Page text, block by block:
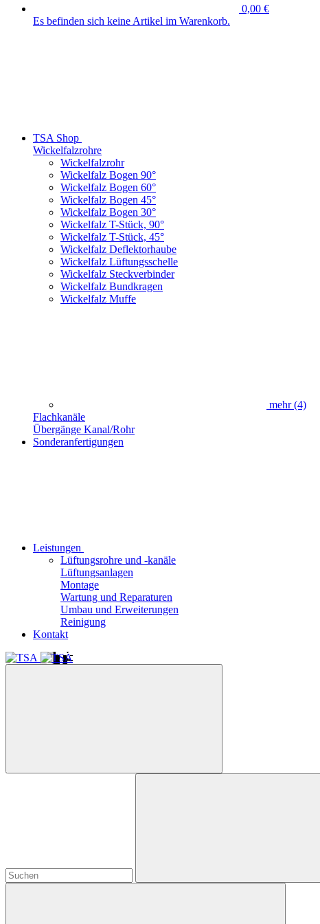
0,00 €
Es befinden sich keine Artikel im Warenkorb.
TSA Shop
Wickelfalzrohre
Wickelfalzrohr
Wickelfalz Bogen 90°
Wickelfalz Bogen 60°
Wickelfalz Bogen 45°
Wickelfalz Bogen 30°
Wickelfalz T-Stück, 90°
Wickelfalz T-Stück, 45°
Wickelfalz Deflektorhaube
Wickelfalz Lüftungsschelle
Wickelfalz Steckverbinder
Wickelfalz Bundkragen
Wickelfalz Muffe
mehr(4)
Flachkanäle
Übergänge Kanal/Rohr
Sonderanfertigungen
Leistungen
Lüftungsrohre und -kanäle
Lüftungsanlagen
Montage
Wartung und Reparaturen
Umbau und Erweiterungen
Reinigung
Kontakt